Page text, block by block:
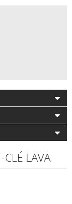
CLÉ LAVA